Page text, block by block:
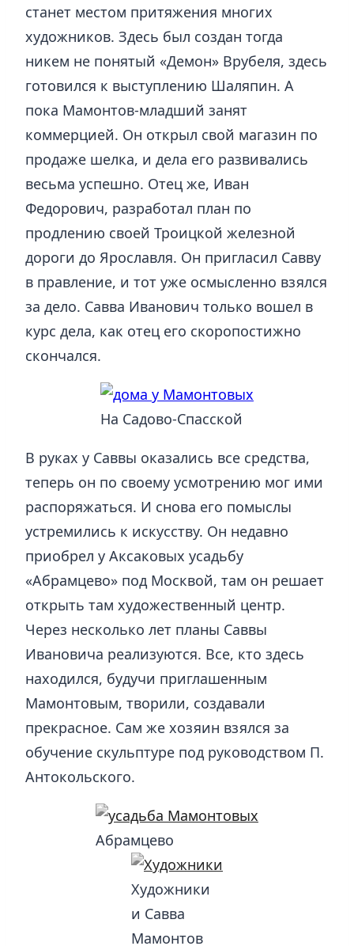
станет местом притяжения многих
художников. Здесь был создан тогда
никем не понятый «Демон» Врубеля, здесь
готовился к выступлению Шаляпин. А
пока Мамонтов-младший занят
коммерцией. Он открыл свой магазин по
продаже шелка, и дела его развивались
весьма успешно. Отец же, Иван
Федорович, разработал план по
продлению своей Троицкой железной
дороги до Ярославля. Он пригласил Савву
в правление, и тот уже осмысленно взялся
за дело. Савва Иванович только вошел в
курс дела, как отец его скоропостижно
скончался.
На Садово-Спасской
В руках у Саввы оказались все средства,
теперь он по своему усмотрению мог ими
распоряжаться. И снова его помыслы
устремились к искусству. Он недавно
приобрел у Аксаковых усадьбу
«Абрамцево» под Москвой, там он решает
открыть там художественный центр.
Через несколько лет планы Саввы
Ивановича реализуются. Все, кто здесь
находился, будучи приглашенным
Мамонтовым, творили, создавали
прекрасное. Сам же хозяин взялся за
обучение скульптуре под руководством П.
Антокольского.
Абрамцево
Художники
и Савва
Мамонтов